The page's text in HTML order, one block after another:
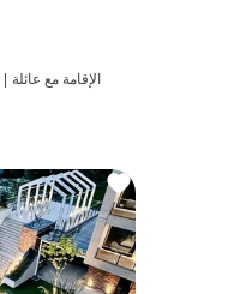
| الإقامة مع عائلة